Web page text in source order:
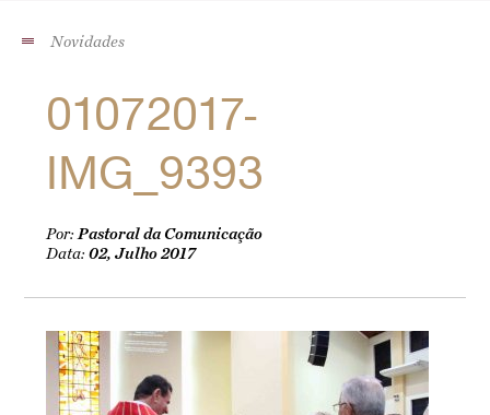
Novidades
01072017-
IMG_9393
Por:Pastoral da Comunicação
Data:02, Julho 2017